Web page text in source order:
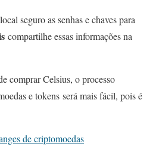
seguro as senhas e chaves para
compartilhe essas informações na
comprar Celsius, o processo
e tokens será mais fácil, pois é
de criptomoedas